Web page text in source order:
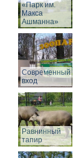
«Парк им.
Макса
Ашманна»
Современный
вход
Равнинный
тапир